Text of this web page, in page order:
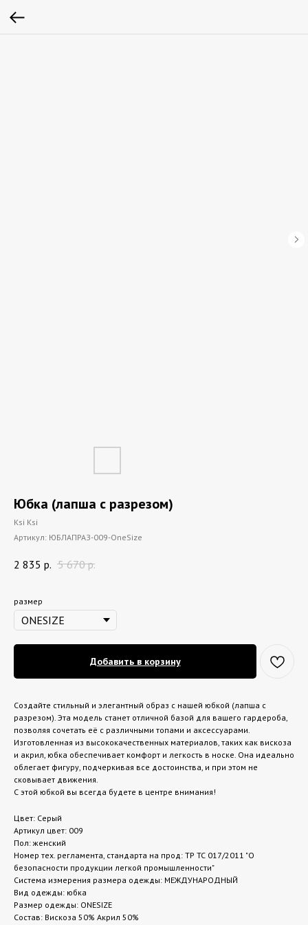
Юбка (лапша с разрезом)
Ksi Ksi
Артикул: ЮБЛАПРАЗ-009-OneSize
2 835 р. 5 670 р.
размер
Добавить в корзину
Создайте стильный и элегантный образ с нашей юбкой (лапша с
разрезом). Эта модель станет отличной базой для вашего гардероба,
позволяя сочетать её с различными топами и аксессуарами.
Изготовленная из высококачественных материалов, таких как вискоза
и акрил, юбка обеспечивает комфорт и легкость в носке. Она идеально
облегает фигуру, подчеркивая все достоинства, и при этом не
сковывает движения.
С этой юбкой вы всегда будете в центре внимания!
Цвет: Серый
Артикул цвет: 009
Пол: женский
Номер тех. регламента, стандарта на прод: ТР ТС 017/2011 "О
безопасности продукции легкой промышленности"
Система измерения размера одежды: МЕЖДУНАРОДНЫЙ
Вид одежды: юбка
Размер одежды: ONESIZE
Состав: Вискоза 50% Акрил 50%